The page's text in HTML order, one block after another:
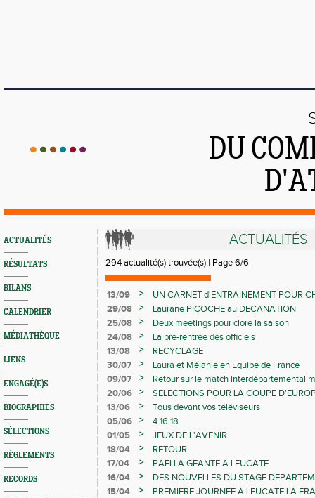
DU
ACTUALITÉS
RÉSULTATS
BILANS
CALENDRIER
MÉDIATHÈQUE
LIENS
ENGAGÉ(E)S
BIOGRAPHIES
SÉLECTIONS
RÈGLEMENTS
RECORDS
ACTUALITÉS
294 actualité(s) trouvée(s) | Page 6/6
13/09 >
UN CARNET d'ENTRAINEMENT POUR
29/08
>
Laurane PICOCHE au DECANATION
25/08
>
Deux meetings pour clore la saison
24/08
>
La pré-rentrée des officiels
13/08
>
RECYCLAGE
30/07
>
Laura et Mélanie en Equipe de France
09/07
>
Retour sur le match interdépartemental
20/06
>
SELECTIONS POUR LA COUPE
VETERANS
13/06 >
Tous devant vos téléviseurs
05/06
>
4 16 18
01/05
>
JEUX DE L'AVENIR
18/04
>
RETOUR
17/04
>
PAELLA GEANTE A LEUCATE
16/04
>
DES NOUVELLES DU STAGE
15/04
>
PREMIERE JOURNEE A LEUCATE LA